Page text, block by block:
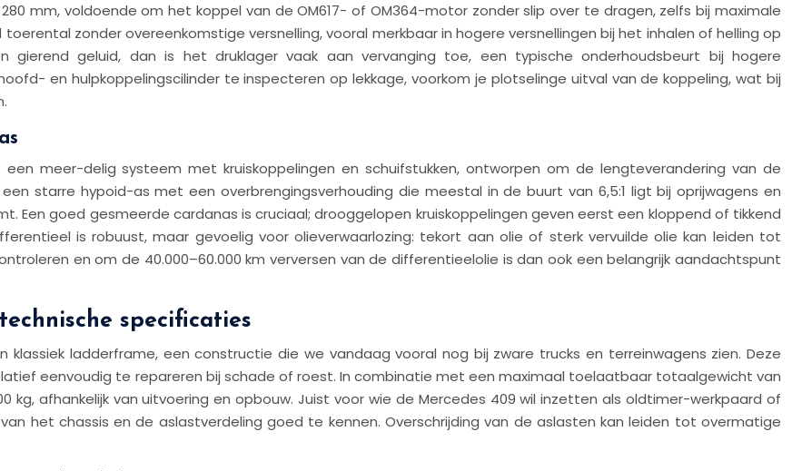
mm, voldoende om het koppel van de OM617- of OM364-motor zonder slip over te dragen, zelfs bij maximale
zonder overeenkomstige versnelling, vooral merkbaar in hogere versnellingen bij het inhalen of helling op
gierend geluid, dan is het druklager vaak aan vervanging toe, een typische onderhoudsbeurt bij hogere
en hulpkoppelingscilinder te inspecteren op lekkage, voorkom je plotselinge uitval van de koppeling, wat bij
meer-delig systeem met kruiskoppelingen en schuifstukken, ontworpen om de lengteverandering van de
starre hypoid-as met een overbrengingsverhouding die meestal in de buurt van 6,5:1 ligt bij oprijwagens en
Een goed gesmeerde cardanas is cruciaal; drooggelopen kruiskoppelingen geven eerst een kloppend of tikkend
is robuust, maar gevoelig voor olieverwaarlozing: tekort aan olie of sterk vervuilde olie kan leiden tot
en om de 40.000–60.000 km verversen van de differentieelolie is dan ook een belangrijk aandachtspunt
specificaties
ladderframe, een constructie die we vandaag vooral nog bij zware trucks en terreinwagens zien. Deze
eenvoudig te repareren bij schade of roest. In combinatie met een maximaal toelaatbaar totaalgewicht van
kg, afhankelijk van uitvoering en opbouw. Juist voor wie de Mercedes 409 wil inzetten als oldtimer-werkpaard of
het chassis en de aslastverdeling goed te kennen. Overschrijding van de aslasten kan leiden tot overmatige